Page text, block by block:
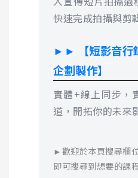
快速完成拍攝與剪
►► 【短影音行
企劃製作】
實體+線上同步，
道，開拓你的未來
►歡迎於本頁搜尋欄
即可搜尋到想要的課